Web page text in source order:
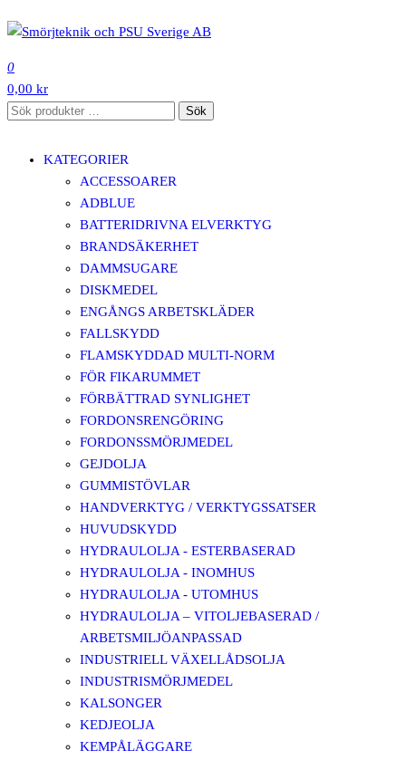
till
innehåll
0
0,00 kr
Sök
Sök
KATEGORIER
ACCESSOARER
ADBLUE
BATTERIDRIVNA ELVERKTYG
BRANDSÄKERHET
DAMMSUGARE
DISKMEDEL
ENGÅNGS ARBETSKLÄDER
FALLSKYDD
FLAMSKYDDAD MULTI-NORM
FÖR FIKARUMMET
FÖRBÄTTRAD SYNLIGHET
FORDONSRENGÖRING
FORDONSSMÖRJMEDEL
GEJDOLJA
GUMMISTÖVLAR
HANDVERKTYG / VERKTYGSSATSER
HUVUDSKYDD
HYDRAULOLJA - ESTERBASERAD
HYDRAULOLJA - INOMHUS
HYDRAULOLJA - UTOMHUS
HYDRAULOLJA – VITOLJEBASERAD /
ARBETSMILJÖANPASSAD
INDUSTRIELL VÄXELLÅDSOLJA
INDUSTRISMÖRJMEDEL
KALSONGER
KEDJEOLJA
KEMPÅLÄGGARE